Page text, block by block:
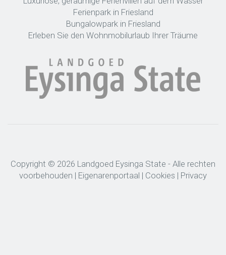
Ferienpark in Friesland
Bungalowpark in Friesland
Erleben Sie den Wohnmobilurlaub Ihrer Träume
Copyright © 2026 Landgoed Eysinga State - Alle rechten
voorbehouden | Eigenarenportaal | Cookies | Privacy